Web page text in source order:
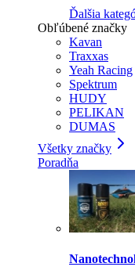
Ďalšia
Obľúbené značky
Kavan
Traxxas
Yeah Racing
Spektrum
HUDY
PELIKAN
DUMAS
Všetky značky
Poradňa